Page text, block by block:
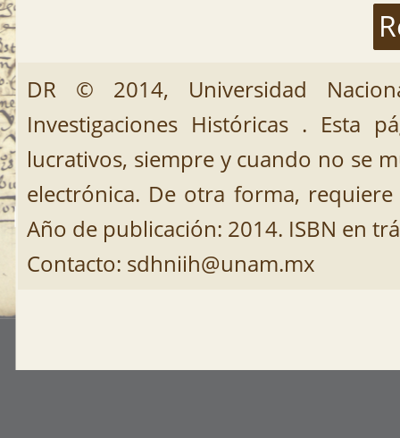
DR © 2014, Universidad
Investigaciones Históricas . Esta
lucrativos, siempre y cuando no se
electrónica. De otra forma,
Año de publicación: 2014. ISBN en
Contacto: sdhniih@unam.mx